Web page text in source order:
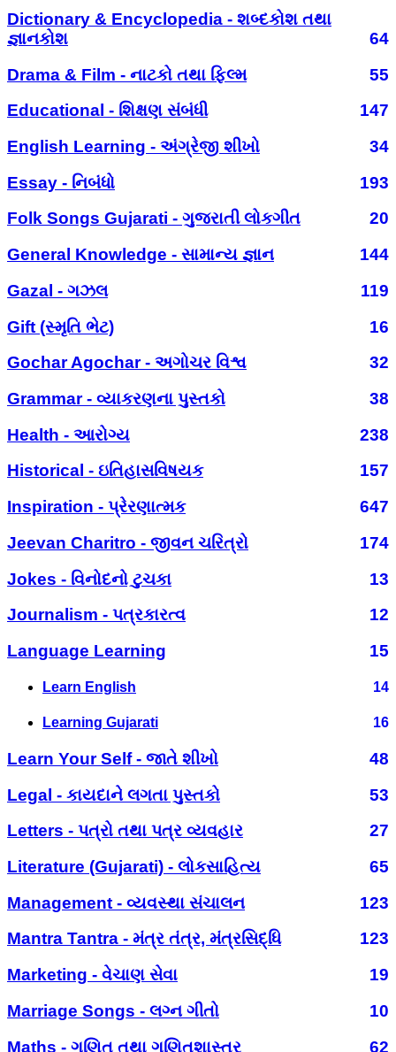
Dictionary & Encyclopedia - શબ્દકોશ તથા
જ્ઞાનકોશ
64
Drama & Film - નાટકો તથા ફિલ્મ
55
Educational - શિક્ષણ સંબંધી
147
English Learning - અંગ્રેજી શીખો
34
Essay - નિબંધો
193
Folk Songs Gujarati - ગુજરાતી લોકગીત
20
General Knowledge - સામાન્ય જ્ઞાન
144
Gazal - ગઝલ
119
Gift (સ્મૃતિ ભેટ)
16
Gochar Agochar - અગોચર વિશ્વ
32
Grammar - વ્યાકરણના પુસ્તકો
38
Health - આરોગ્ય
238
Historical - ઇતિહાસવિષયક
157
Inspiration - પ્રેરણાત્મક
647
Jeevan Charitro - જીવન ચરિત્રો
174
Jokes - વિનોદનો ટુચકા
13
Journalism - પત્રકારત્વ
12
Language Learning
15
Learn English 14
Learning Gujarati 16
Learn Your Self - જાતે શીખો
48
Legal - કાયદાને લગતા પુસ્તકો
53
Letters - પત્રો તથા પત્ર વ્યવહાર
27
Literature (Gujarati) - લોકસાહિત્ય
65
Management - વ્યવસ્થા સંચાલન
123
Mantra Tantra - મંત્ર તંત્ર, મંત્રસિદ્ધિ
123
Marketing - વેચાણ સેવા
19
Marriage Songs - લગ્ન ગીતો
10
Maths - ગણિત તથા ગણિતશાસ્ત્ર
62